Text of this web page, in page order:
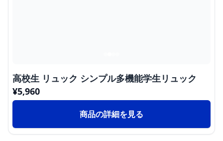
高校生 リュック シンプル多機能学生リュック
¥5,960
商品の詳細を見る